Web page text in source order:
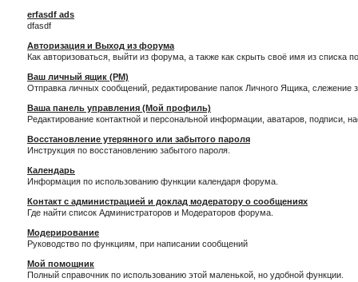
erfasdf ads
dfasdf
Авторизация и Выход из форума
Как авторизоваться, выйти из форума, а также как скрыть своё имя из списка
Ваш личный ящик (PM)
Отправка личных сообщений, редактирование папок Личного Ящика,
Ваша панель управления (Мой профиль)
Редактирование контактной и персональной информации, аватаров,
Восстановление утерянного или забытого пароля
Инструкция по восстановлению забытого пароля.
Календарь
Информация по использованию функции календаря форума.
Контакт с администрацией и доклад модератору о сообщениях
Где найти список Администраторов и Модераторов форума.
Модерирование
Руководство по функциям, при написании сообщений
Мой помощник
Полный справочник по использованию этой маленькой, но удобной функции.